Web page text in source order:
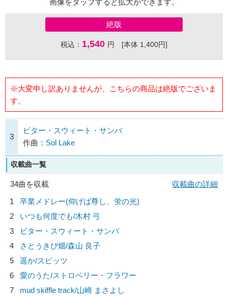
画像をタップすると拡大ができます。
絶版
税込： 1,540 円 [本体 1,400円]
※大変申し訳ありませんが、こちらの商品は絶版でございま
す。
3
ビター・スウィート・サンバ
作曲： Sol Lake
収載曲一覧
34曲を収載
収載曲の詳細
1
卒業メドレー(仰げば尊し、蛍の光)
2
いつも何度でも/木村 弓
3
ビター・スウィート・サンバ
4
さとうきび畑/森山 良子
5
遥か/スピッツ
6
愛のうた/ストロベリー・フラワー
7
mud skiffle track/山崎 まさよし